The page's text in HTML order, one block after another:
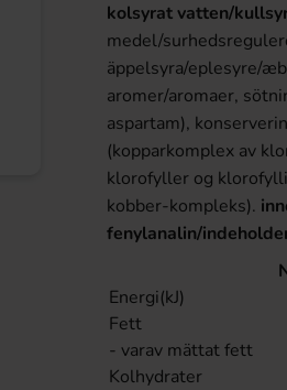
kolsyrat vatten/
medel/
äppelsyra/eplesyre/
aromer/aromaer,
aspartam),
(kopparkomplex av
klorofyller og
kobber-kompleks).
fenylanalin/
Energi(kJ)
Fett
- varav mättat fett
Kolhydrater